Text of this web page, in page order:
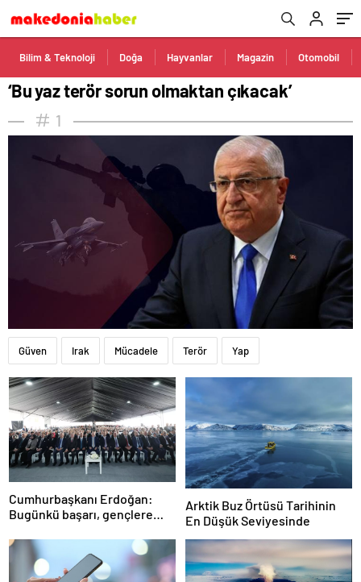
Bilim & Teknoloji Doğa Hayvanlar Magazin Otomobil
‘Bu yaz terör sorun olmaktan çıkacak’
1
Güven Irak Mücadele Terör Yap
Cumhurbaşkanı Erdoğan:
Bugünkü başarı, gençlere
zihniyete indirilmiş ağır bir
darbedir
Arktik Buz Örtüsü Tarihinin
En Düşük Seviyesinde